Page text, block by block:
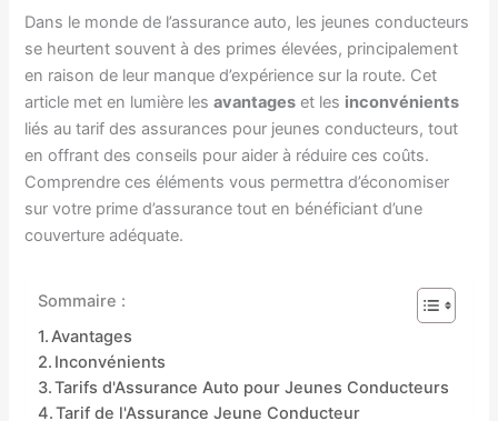
Dans le monde de l’assurance auto, les jeunes conducteurs
se heurtent souvent à des primes élevées, principalement
en raison de leur manque d’expérience sur la route. Cet
article met en lumière lesavantages et les inconvénients
liés au tarif des assurances pour jeunes conducteurs, tout
en offrant des conseils pour aider à réduire ces coûts.
Comprendre ces éléments vous permettra d’économiser
sur votre prime d’assurance tout en bénéficiant d’une
couverture adéquate.
Sommaire :
Avantages
Inconvénients
Tarifs d'Assurance Auto pour Jeunes Conducteurs
Tarif de l'Assurance Jeune Conducteur